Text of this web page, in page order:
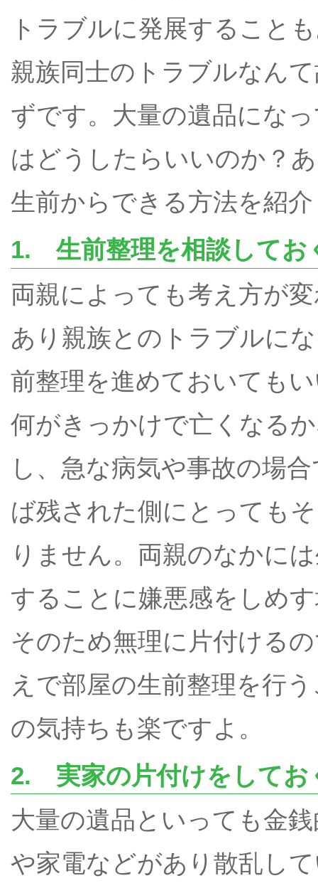
トラブルに発展すること
親族同士のトラブルなん
ずです。大量の遺品にな
はどうしたらいいのか？
生前からできる方法を紹
1. 生前整理を相談してお
両親によっても考え方が
あり親族とのトラブルに
前整理を進めておいても
何がきっかけで亡くなる
し、急な病気や事故の場
ば残された側にとっても
りません。両親のなかに
することに嫌悪感をしめ
そのため無理に片付ける
えで部屋の生前整理を行
の気持ちも楽ですよ。
2. 実家の片付けをしてお
大量の遺品といっても金
や家電などがあり散乱し